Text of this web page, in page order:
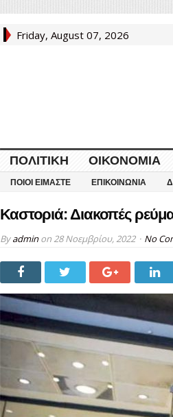
Friday, August 07, 2026
ΠΟΛΙΤΙΚΉ ΟΙΚΟΝΟΜΊΑ
ΠΟΙΟΙ ΕΊΜΑΣΤΕ ΕΠΙΚΟΙΝΩΝΊΑ
Καστοριά: Διακοπές
Byadminon 28 Νοεμβρίου, 2022 No